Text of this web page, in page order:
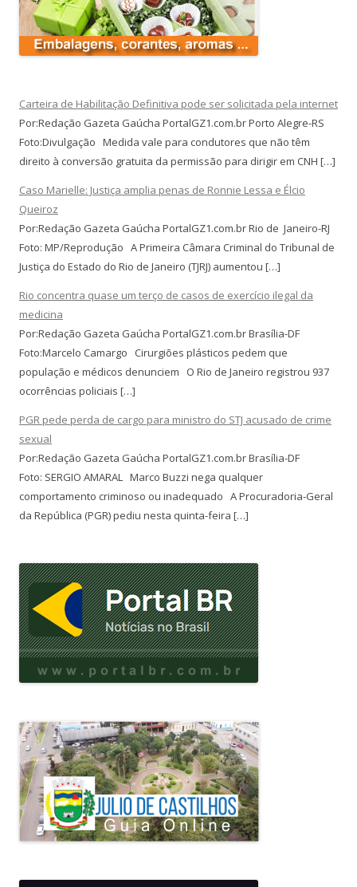
Carteira de Habilitação Definitiva pode ser solicitada pela internet
Por:Redação Gazeta Gaúcha PortalGZ1.com.br Porto Alegre-RS
Foto:Divulgação Medida vale para condutores que não têm
direito à conversão gratuita da permissão para dirigir em CNH […]
Caso Marielle: Justiça amplia penas de Ronnie Lessa e Élcio
Queiroz
Por:Redação Gazeta Gaúcha PortalGZ1.com.br Rio de Janeiro-RJ
Foto: MP/Reprodução A Primeira Câmara Criminal do Tribunal de
Justiça do Estado do Rio de Janeiro (TJRJ) aumentou […]
Rio concentra quase um terço de casos de exercício ilegal da
medicina
Por:Redação Gazeta Gaúcha PortalGZ1.com.br Brasília-DF
Foto:Marcelo Camargo Cirurgiões plásticos pedem que
população e médicos denunciem O Rio de Janeiro registrou 937
ocorrências policiais […]
PGR pede perda de cargo para ministro do STJ acusado de crime
sexual
Por:Redação Gazeta Gaúcha PortalGZ1.com.br Brasília-DF
Foto: SERGIO AMARAL Marco Buzzi nega qualquer
comportamento criminoso ou inadequado A Procuradoria-Geral
da República (PGR) pediu nesta quinta-feira […]